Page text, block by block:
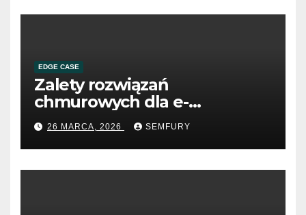
EDGE CASE
Zalety rozwiązań
chmurowych dla e-
commerce B2B
26 MARCA, 2026 SEMFURY